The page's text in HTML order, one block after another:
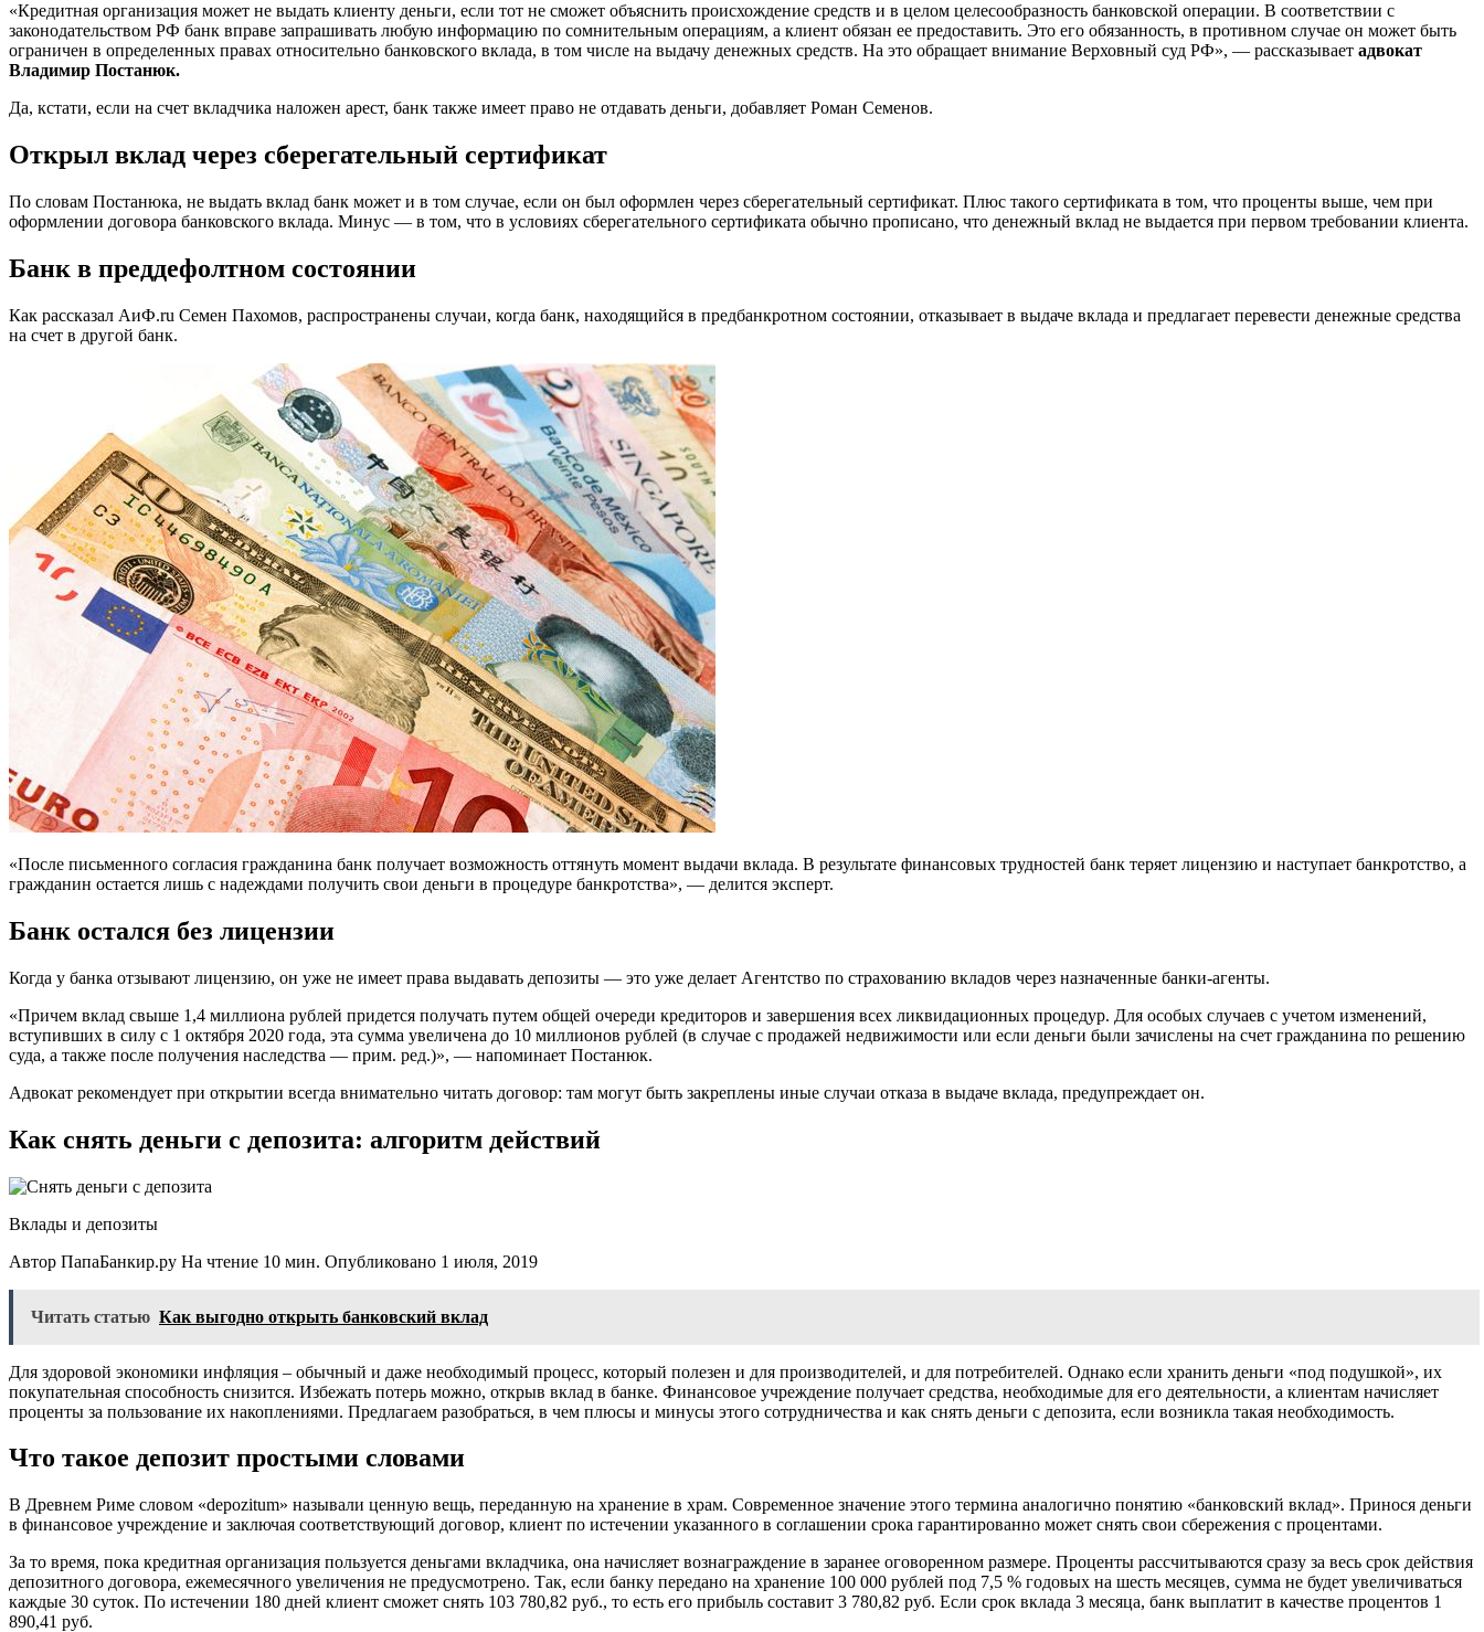
«Кредитная организация может не выдать клиенту деньги, если тот не сможет объяснить происхождение средств и в целом целесообразность банковской операции. В соответствии с
законодательством РФ банк вправе запрашивать любую информацию по сомнительным операциям, а клиент обязан ее предоставить. Это его обязанность, в противном случае он может быть
ограничен в определенных правах относительно банковского вклада, в том числе на выдачу денежных средств. На это обращает внимание Верховный суд РФ», — рассказывает адвокат
Владимир Постанюк.
Да, кстати, если на счет вкладчика наложен арест, банк также имеет право не отдавать деньги, добавляет Роман Семенов.
Открыл вклад через сберегательный сертификат
По словам Постанюка, не выдать вклад банк может и в том случае, если он был оформлен через сберегательный сертификат. Плюс такого сертификата в том, что проценты выше, чем при
оформлении договора банковского вклада. Минус — в том, что в условиях сберегательного сертификата обычно прописано, что денежный вклад не выдается при первом требовании клиента.
Банк в преддефолтном состоянии
Как рассказал АиФ.ru Семен Пахомов, распространены случаи, когда банк, находящийся в предбанкротном состоянии, отказывает в выдаче вклада и предлагает перевести денежные средства
на счет в другой банк.
«После письменного согласия гражданина банк получает возможность оттянуть момент выдачи вклада. В результате финансовых трудностей банк теряет лицензию и наступает банкротство, а
гражданин остается лишь с надеждами получить свои деньги в процедуре банкротства», — делится эксперт.
Банк остался без лицензии
Когда у банка отзывают лицензию, он уже не имеет права выдавать депозиты — это уже делает Агентство по страхованию вкладов через назначенные банки-агенты.
«Причем вклад свыше 1,4 миллиона рублей придется получать путем общей очереди кредиторов и завершения всех ликвидационных процедур. Для особых случаев с учетом изменений,
вступивших в силу с 1 октября 2020 года, эта сумма увеличена до 10 миллионов рублей (в случае с продажей недвижимости или если деньги были зачислены на счет гражданина по решению
суда, а также после получения наследства — прим. ред.)», — напоминает Постанюк.
Адвокат рекомендует при открытии всегда внимательно читать договор: там могут быть закреплены иные случаи отказа в выдаче вклада, предупреждает он.
Как снять деньги с депозита: алгоритм действий
Вклады и депозиты
Автор ПапаБанкир.ру На чтение 10 мин. Опубликовано 1 июля, 2019
Читать статью Как выгодно открыть банковский вклад
Для здоровой экономики инфляция – обычный и даже необходимый процесс, который полезен и для производителей, и для потребителей. Однако если хранить деньги «под подушкой», их
покупательная способность снизится. Избежать потерь можно, открыв вклад в банке. Финансовое учреждение получает средства, необходимые для его деятельности, а клиентам начисляет
проценты за пользование их накоплениями. Предлагаем разобраться, в чем плюсы и минусы этого сотрудничества и как снять деньги с депозита, если возникла такая необходимость.
Что такое депозит простыми словами
В Древнем Риме словом «depozitum» называли ценную вещь, переданную на хранение в храм. Современное значение этого термина аналогично понятию «банковский вклад». Принося деньги
в финансовое учреждение и заключая соответствующий договор, клиент по истечении указанного в соглашении срока гарантированно может снять свои сбережения с процентами.
За то время, пока кредитная организация пользуется деньгами вкладчика, она начисляет вознаграждение в заранее оговоренном размере. Проценты рассчитываются сразу за весь срок действия
депозитного договора, ежемесячного увеличения не предусмотрено. Так, если банку передано на хранение 100 000 рублей под 7,5 % годовых на шесть месяцев, сумма не будет увеличиваться
каждые 30 суток. По истечении 180 дней клиент сможет снять 103 780,82 руб., то есть его прибыль составит 3 780,82 руб. Если срок вклада 3 месяца, банк выплатит в качестве процентов 1
890,41 руб.